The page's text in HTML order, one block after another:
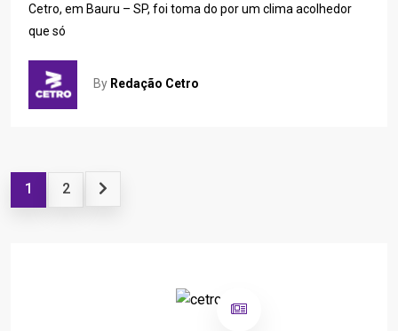
Cetro, em Bauru – SP, foi toma do por um clima acolhedor
que só
By Redação Cetro
1 2